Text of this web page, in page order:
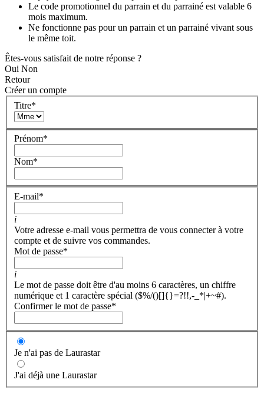
Le code promotionnel du parrain et du parrainé est valable 6
mois maximum.
Ne fonctionne pas pour un parrain et un parrainé vivant sous
le même toit.
Êtes-vous satisfait de notre réponse ?
Oui Non
Retour
Créer un compte
Titre*
Prénom*
Nom*
E-mail*
i
Votre adresse e-mail vous permettra de vous connecter à votre
compte et de suivre vos commandes.
Mot de passe*
i
Le mot de passe doit être d'au moins 6 caractères, un chiffre
numérique et 1 caractère spécial ($%/()[]{}=?!!,-_*|+~#).
Confirmer le mot de passe*
Je n'ai pas de Laurastar
J'ai déjà une Laurastar